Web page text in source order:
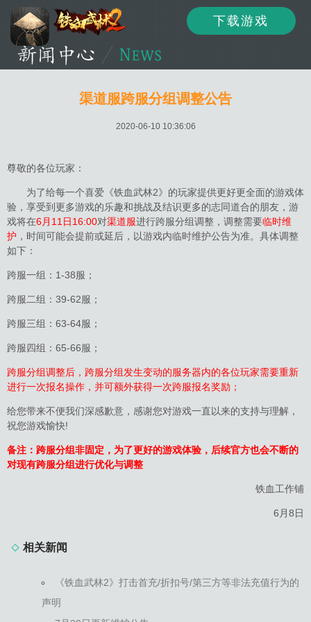
下载游戏
渠道服跨服分组调整公告
2020-06-10 10:36:06
尊敬的各位玩家：
为了给每一个喜爱《铁血武林2》的玩家提供更好更全面的游戏体
验，享受到更多游戏的乐趣和挑战及结识更多的志同道合的朋友，游
戏将在6月11日16:00对渠道服进行跨服分组调整，调整需要临时维
护 ，时间可能会提前或延后，以游戏内临时维护公告为准。具体调整
如下：
跨服一组：1-38服；
跨服二组：39-62服；
跨服三组：63-64服；
跨服四组：65-66服；
跨服分组调整后，跨服分组发生变动的服务器内的各位玩家需要重新
进行一次报名操作，并可额外获得一次跨服报名奖励；
给您带来不便我们深感歉意，感谢您对游戏一直以来的支持与理解，
祝您游戏愉快!
备注：跨服分组非固定，为了更好的游戏体验，后续官方也会不断的
对现有跨服分组进行优化与调整
铁血工作铺
6月8日
相关新闻
《铁血武林2》打击首充/折扣号/第三方等非法充值行为的
声明
资讯
论坛 下载 客服